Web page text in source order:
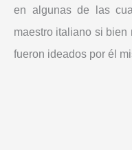
en algunas de las
maestro italiano si
fueron ideados por él